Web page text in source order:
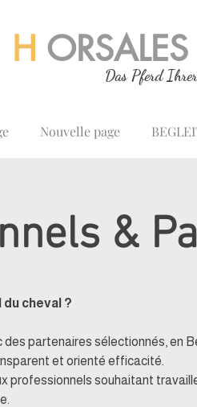
H ORSALES
Das Pferd
Nouvelle page
&
cheval ?
partenaires sélectionnés, en
et orienté efficacité.
professionnels souhaitant